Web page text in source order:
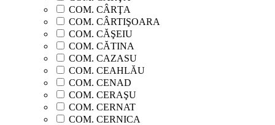
COM. CÂRŢA
COM. CÂRTIŞOARA
COM. CĂŞEIU
COM. CĂTINA
COM. CAZASU
COM. CEAHLĂU
COM. CENAD
COM. CERAŞU
COM. CERNAT
COM. CERNICA